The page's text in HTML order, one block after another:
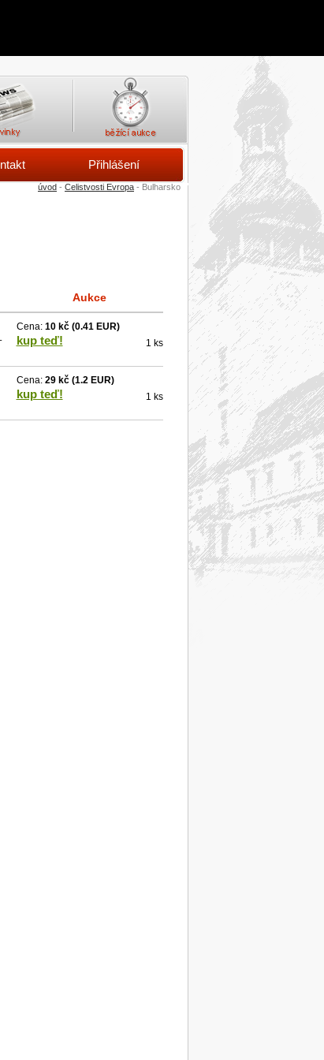
Přihlášení
úvod - Celistvosti Evropa - Bulharsko
Aukce
-
Cena: 10 kč(0.41 EUR)
kup teď! 1 ks
Cena: 29 kč(1.2 EUR)
kup teď! 1 ks